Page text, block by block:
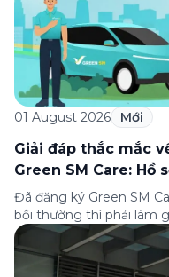
01 August 2026 Mới
Giải đáp thắc mắc
Green SM Care: Hồ
hỗ trợ
Đã đăng ký Green SM
bồi thường thì phải làm
nhận bảo hiểm tìm ở
câu hỏi thường gặp
của Green […]